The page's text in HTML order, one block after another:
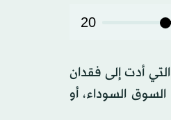
20
أدت إلى فقدان
السوداء، أو